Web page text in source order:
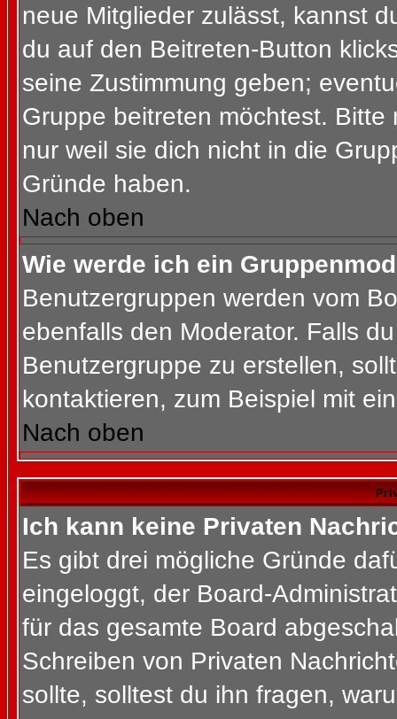
neue Mitglieder zulässt, kannst
du auf den Beitreten-Button
seine Zustimmung geben;
Gruppe beitreten möchtest.
nur weil sie dich nicht in die
Gründe haben.
Nach oben
Wie werde ich ein
Benutzergruppen werden vom
ebenfalls den Moderator. Falls
Benutzergruppe zu erstellen,
kontaktieren, zum Beispiel mit
Nach oben
Ich kann keine Privaten
Es gibt drei mögliche Gründe
eingeloggt, der Board-
für das gesamte Board
Schreiben von Privaten
sollte, solltest du ihn fragen,